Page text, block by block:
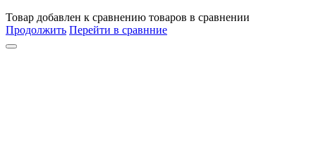
Товар добавлен к сравнению товаров в сравнении
Продолжить Перейти в сравнние